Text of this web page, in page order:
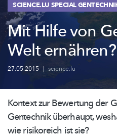
SCIENCE.LU SPECIAL
Mit Hilfe von
Welt ernähren?
27.05.2015 | science.lu
Kontext zur Bewertung der
Gentechnik überhaupt,
wie risikoreich ist sie?